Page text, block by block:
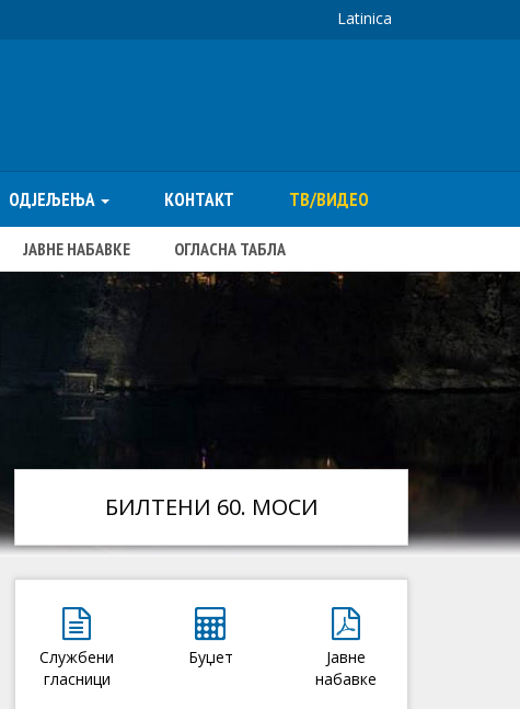
Latinica
ОДЈЕЉЕЊА КОНТАКТ ТВ/ВИДЕО
ЈАВНЕ НАБАВКЕ ОГЛАСНА ТАБЛА
БИЛТЕНИ 60. МОСИ
Службени
гласници
Буџет
Јавне
набавке